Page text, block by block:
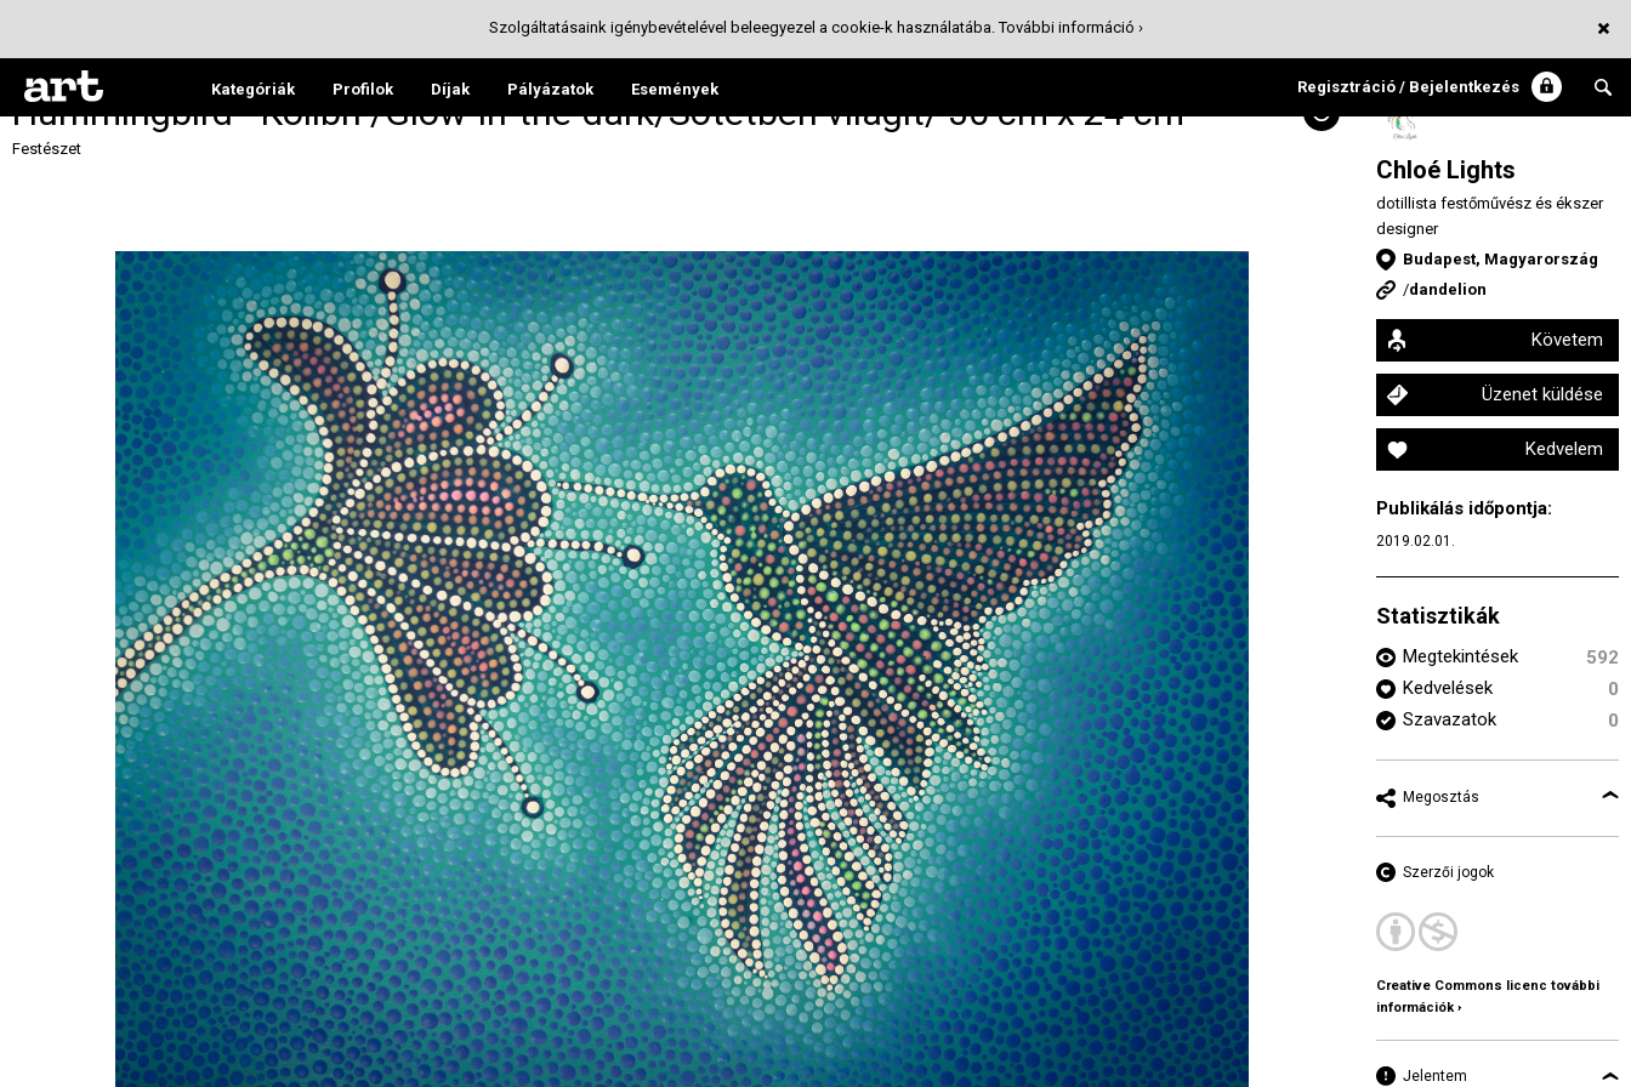
Kategóriák Profilok Díjak Pályázatok Események Regisztráció / Bejelentkezés
Hummingbird - Kolibri /Glow-in-the-dark/Sötétben világít/ 30 cm x 24 cm
Festészet
Chloé Lights
dotillista festőművész és ékszer
designer
Budapest, Magyarország
/dandelion
Követem
Üzenet küldése
Kedvelem
Publikálás időpontja:
2019.02.01.
Statisztikák
Megtekintések
592
Kedvelések
0
Szavazatok
0
Megosztás
Szerzői jogok
Creative Commons licenc további
információk ›
Jelentem
Szolgáltatásaink igénybevételével beleegyezel a cookie-k használatába.További információ ›